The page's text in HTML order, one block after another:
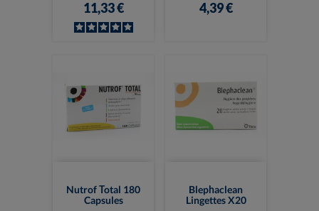
11,33 € 4,39 €
Nutrof Total 180
Capsules
Blephaclean
Lingettes X20